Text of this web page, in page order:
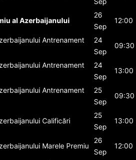
al Azerbaijanului
26
Sep
12:00
Antrenament
24
Sep
09:30
Antrenament
24
Sep
13:00
Antrenament
25
Sep
09:30
Calificări
25
Sep
13:00
Marele Premiu
26
Sep
12:00